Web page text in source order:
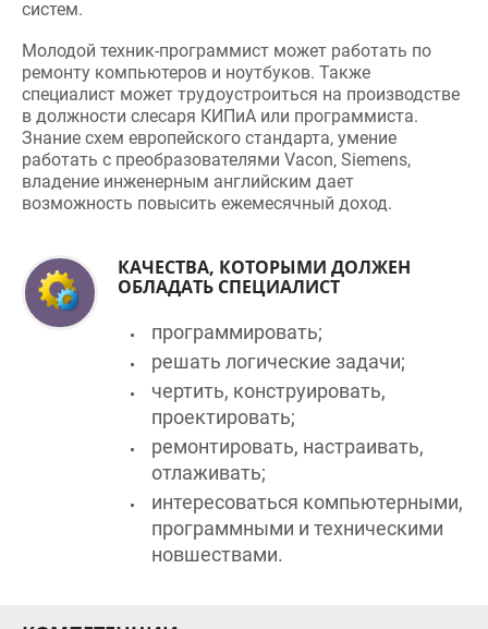
ремонту компьютеров и ноутбуков. Также
специалист может трудоустроиться на производстве
в должности слесаря КИПиА или программиста.
Знание схем европейского стандарта‚ умение
работать с преобразователями Vacon‚ Siemens,
владение инженерным английским дает
возможность повысить ежемесячный доход.
ОБЛАДАТЬ СПЕЦИАЛИСТ
решать логические задачи;
чертить, конструировать,
проектировать;
ремонтировать, настраивать,
отлаживать;
интересоваться компьютерными,
программными и техническими
новшествами.